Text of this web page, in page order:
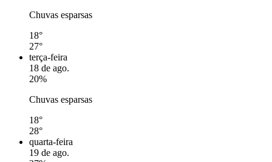
Chuvas esparsas
18°
27°
terça-feira
18 de ago.
20%
Chuvas esparsas
18°
28°
quarta-feira
19 de ago.